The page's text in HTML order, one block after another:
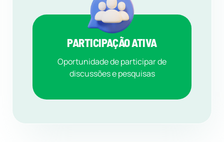
PARTICIPAÇÃO ATIVA
Oportunidade de participar de
discussões e pesquisas